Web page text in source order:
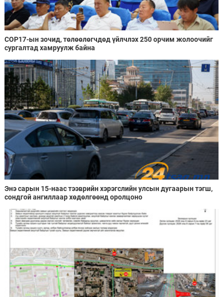
COP17-ын зочид, төлөөлөгчдөд үйлчлэх 250 орчим жолоочийг
сургалтад хамруулж байна
Энэ сарын 15-наас тээврийн хэрэгслийн улсын дугаарын тэгш,
сондгой ангиллаар хөдөлгөөнд оролцоно